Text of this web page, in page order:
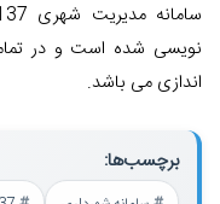
نویسی شده است و در
اندازی می باشد.
برچسب‌ها: